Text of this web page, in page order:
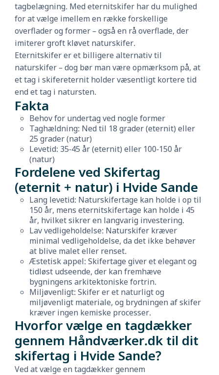
tagbelægning. Med eternitskifer har du mulighed
for at vælge imellem en række forskellige
overflader og former – også en rå overflade, der
imiterer groft kløvet naturskifer.
Eternitskifer er et billigere alternativ til
naturskifer – dog bør man være opmærksom på, at
et tag i skifereternit holder væsentligt kortere tid
end et tag i natursten.
Fakta
Behov for undertag ved nogle former
Taghældning: Ned til 18 grader (eternit) eller
25 grader (natur)
Levetid: 35-45 år (eternit) eller 100-150 år
(natur)
Fordelene ved Skifertag
(eternit + natur) i Hvide Sande
Lang levetid: Naturskifertage kan holde i op til
150 år, mens eternitskifertage kan holde i 45
år, hvilket sikrer en langvarig investering.
Lav vedligeholdelse: Naturskifer kræver
minimal vedligeholdelse, da det ikke behøver
at blive malet eller renset.
Æstetisk appel: Skifertage giver et elegant og
tidløst udseende, der kan fremhæve
bygningens arkitektoniske fortrin.
Miljøvenligt: Skifer er et naturligt og
miljøvenligt materiale, og brydningen af skifer
kræver ingen kemiske processer.
Hvorfor vælge en tagdækker
gennem Håndværker.dk til dit
skifertag i Hvide Sande?
Ved at vælge en tagdækker gennem